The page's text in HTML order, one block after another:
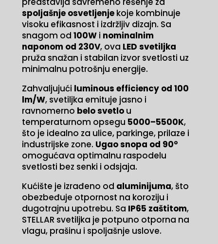
количина
spoljašnje osvetljenjekoje kombinuje
visoku efikasnost i izdržljiv dizajn. Sa
snagom od 100Wi nominalnim
naponom od 230V, ova LED svetiljka
pruža snažan i stabilan izvor svetlosti uz
minimalnu potrošnju energije.
Zahvaljujući luminous efficiency od 100
lm/W, svetiljka emituje jasno i
ravnomerno belo svetlou
temperaturnom opsegu 5000–5500K,
što je idealno za ulice, parkinge, prilaze i
industrijske zone. Ugao snopa od 90°
omogućava optimalnu raspodelu
svetlosti bez senki i odsjaja.
Kućište je izrađeno od aluminijuma, što
obezbeđuje otpornost na koroziju i
dugotrajnu upotrebu. Sa IP65 zaštitom,
STELLAR svetiljka je potpuno otporna na
vlagu, prašinu i spoljašnje uslove.